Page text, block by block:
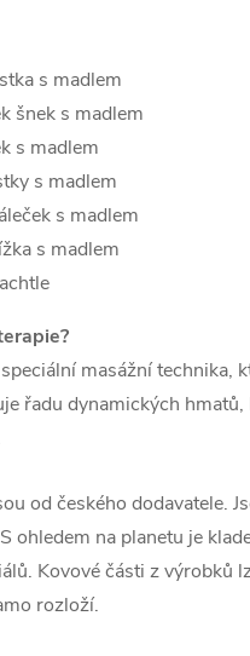
s madlem
šnek s madlem
s madlem
s madlem
s madlem
s madlem
masážní technika,
řadu dynamických
od českého dodavatele.
ohledem na planetu je
Kovové části z výrobků
rozloží.